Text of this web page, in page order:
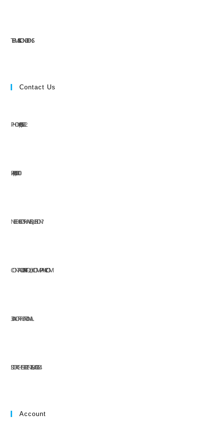
TERMS & CONDITIONS
Contact Us
PHONE: (+63) 555 1212
FAX: (+63) 555 0100
NEED HELP OR HAVE A QUESTION?
CONTACT US AT:INFO@COMPANY.COM
304 NORTH CARDINAL
ST. DORCHESTER CENTER, MA 02124
Account